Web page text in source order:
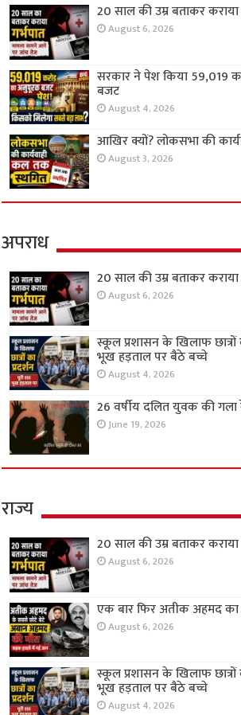
20 साल की उम्र बताकर
August 6, 2026
सरकार ने पेश किया 59,019
बजट
August 4, 2026
आखिर क्यों? लोकसभा की
August 3, 2026
अपराध
20 साल की उम्र बताकर
August 6, 2026
स्कूल प्रशासन के खिलाफ छात्रों
भूख हड़ताल पर बैठे बच्चे
August 4, 2026
26 वर्षीय दलित युवक की गला
June 19, 2026
राज्य
20 साल की उम्र बताकर
August 6, 2026
एक बार फिर अतीक अहमद का
August 6, 2026
स्कूल प्रशासन के खिलाफ छात्रों
भूख हड़ताल पर बैठे बच्चे
August 4, 2026